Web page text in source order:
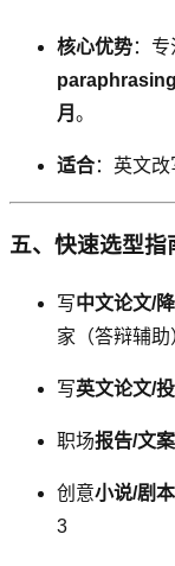
核心优势：专
paraphrasing
月 。
适合：英文
五、快速选型指
写中文论文/
家（答辩辅助
写英文论文/
职场报告/文
创意小说/剧
3